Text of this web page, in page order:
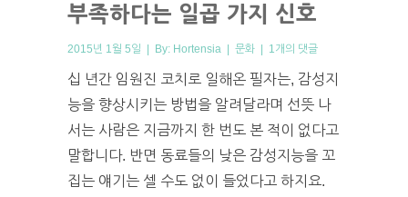
부족하다는 일곱 가지 신호
2015년 1월 5일 | By: Hortensia | 문화 | 1개의 댓글
십 년간 임원진 코치로 일해온 필자는, 감성지
능을 향상시키는 방법을 알려달라며 선뜻 나
서는 사람은 지금까지 한 번도 본 적이 없다고
말합니다. 반면 동료들의 낮은 감성지능을 꼬
집는 얘기는 셀 수도 없이 들었다고 하지요.